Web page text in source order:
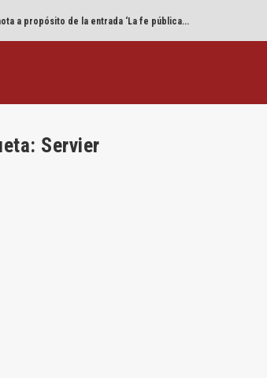
a propósito de la entrada ‘La fe pública...
Servier